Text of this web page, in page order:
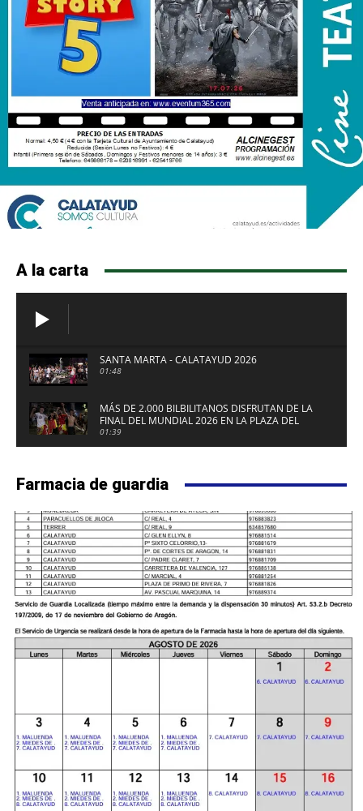
A la carta
SANTA MARTA - CALATAYUD 2026
01:48
MÁS DE 2.000 BILBILITANOS DISFRUTAN DE LA
FINAL DEL MUNDIAL 2026 EN LA PLAZA DEL
FUERTE DE CALATAYUD
01:39
Farmacia de guardia